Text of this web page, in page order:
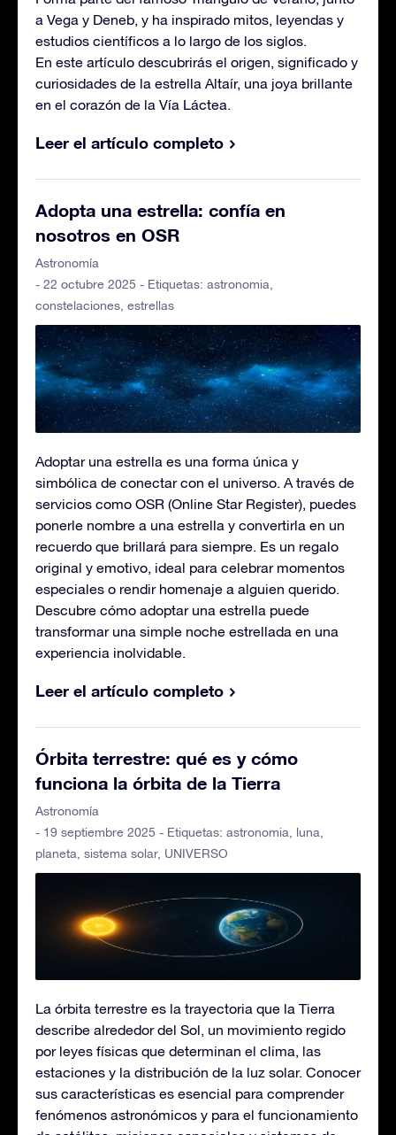
a Vega y Deneb, y ha inspirado mitos, leyendas y
estudios científicos a lo largo de los siglos.
En este artículo descubrirás el origen, significado y
curiosidades de la estrella Altaír, una joya brillante
en el corazón de la Vía Láctea.
Leer el artículo completo
Adopta una estrella: confía en
nosotros en OSR
Astronomía
- 22 octubre 2025 - Etiquetas: astronomia,
constelaciones, estrellas
Adoptar una estrella es una forma única y
simbólica de conectar con el universo. A través de
servicios como OSR (Online Star Register), puedes
ponerle nombre a una estrella y convertirla en un
recuerdo que brillará para siempre. Es un regalo
original y emotivo, ideal para celebrar momentos
especiales o rendir homenaje a alguien querido.
Descubre cómo adoptar una estrella puede
transformar una simple noche estrellada en una
experiencia inolvidable.
Leer el artículo completo
Órbita terrestre: qué es y cómo
funciona la órbita de la Tierra
Astronomía
- 19 septiembre 2025 - Etiquetas: astronomia luna
planeta sistema solar, UNIVERSO
La órbita terrestre es la trayectoria que la Tierra
describe alrededor del Sol, un movimiento regido
por leyes físicas que determinan el clima, las
estaciones y la distribución de la luz solar. Conocer
sus características es esencial para comprender
fenómenos astronómicos y para el funcionamiento